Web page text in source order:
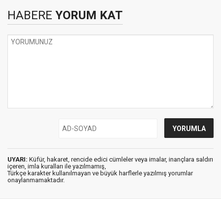
HABERE YORUM KAT
UYARI: Küfür, hakaret, rencide edici cümleler veya imalar, inançlara saldırı
içeren, imla kuralları ile yazılmamış,
Türkçe karakter kullanılmayan ve büyük harflerle yazılmış yorumlar
onaylanmamaktadır.